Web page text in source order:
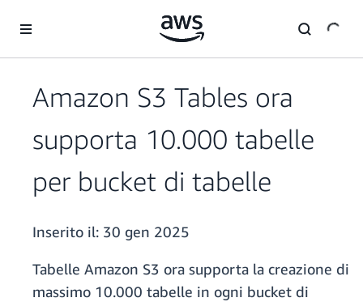
Amazon S3 Tables ora
supporta 10.000 tabelle
per bucket di tabelle
Inserito il: 30 gen 2025
Tabelle Amazon S3 ora supporta la creazione di
massimo 10.000 tabelle in ogni bucket di